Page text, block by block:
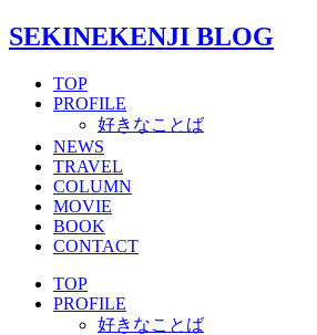
SEKINEKENJI BLOG
TOP
PROFILE
好きなことば
NEWS
TRAVEL
COLUMN
MOVIE
BOOK
CONTACT
TOP
PROFILE
好きなことば